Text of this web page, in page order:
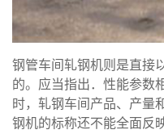
钢管车间轧钢机则是直接
的。应当指出．性能参数
时，轧钢车间产品、产量
钢机的标称还不能全面反